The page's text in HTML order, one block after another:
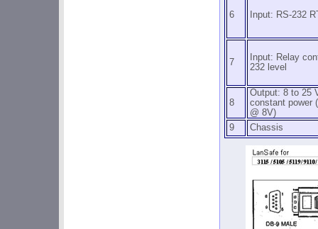
6 Input: RS-232
7
Input: Relay
232 level
8
Output: 8 to 25
constant power
@ 8V)
9
Chassis